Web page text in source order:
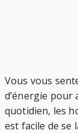
Vous vous
d’énergie
quotidien, les
est facile de se